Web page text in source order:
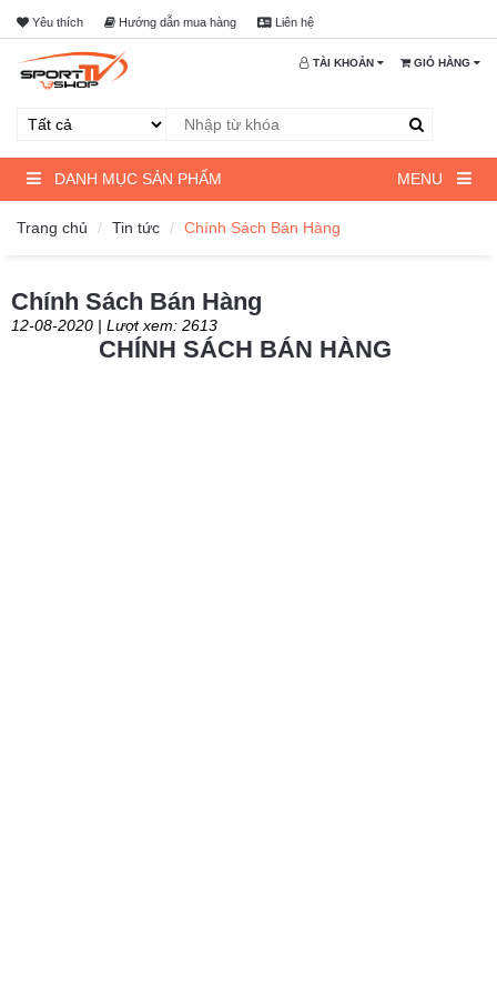
Yêu thích Hướng dẫn mua hàng Liên hệ
TÀI KHOẢN GIỎ HÀNG
DANH MỤC SẢN PHẨM MENU
DANH
SẢN
PHẨM
MENU
TRANG
SẢN
PHẨM
GIỚI
KHUYẾN
MÃI
Trang chủ Tin tức Chính Sách Bán Hàng
Chính Sách Bán Hàng
12-08-2020 | Lượt xem: 2613
CHÍNH SÁCH BÁN HÀNG